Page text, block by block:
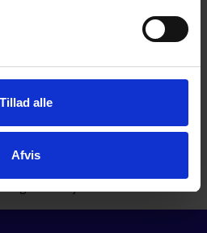
Tillad alle
Afvis
Dansk Erhverv, der har